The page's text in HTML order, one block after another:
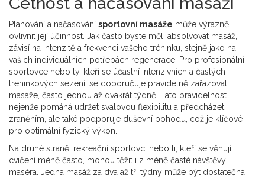
Plánování a načasování sportovní masáže může výrazně
ovlivnit její účinnost. Jak často byste měli absolvovat masáž,
závisí na intenzitě a frekvenci vašeho tréninku, stejně jako na
vašich individuálních potřebách regenerace. Pro profesionální
sportovce nebo ty, kteří se účastní intenzivních a častých
tréninkových sezení, se doporučuje pravidelně zařazovat
masáže, často jednou až dvakrát týdně. Tato pravidelnost
nejenže pomáhá udržet svalovou flexibilitu a předcházet
zraněním, ale také podporuje duševní pohodu, což je klíčové
pro optimální fyzický výkon.
Na druhé straně, rekreační sportovci nebo ti, kteří se věnují
cvičení méně často, mohou těžit i z méně časté návštěvy
maséra. Jedna masáž za dva až tři týdny může být dostatečná